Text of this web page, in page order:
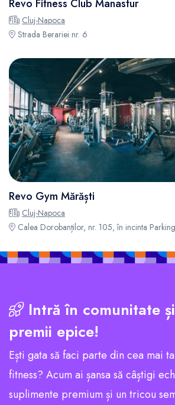
Revo Fitness Club Manastur
Cluj-Napoca
Strada Berariei nr. 6
Revo Gym Mărăști
Cluj-Napoca
Calea Dorobanților, nr. 105, în incinta
Intră în comunitate
premii epice!
Ești gata să faci parte din cea mai
fitness? Acum ai șansa să câștigi
suplimente premium și un tricou